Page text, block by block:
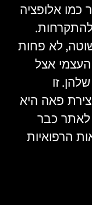
כמו אלופציה
.
,לא פחות
העצמי אצל
.זו
פאה היא
לאתר כבר
הרפואיות